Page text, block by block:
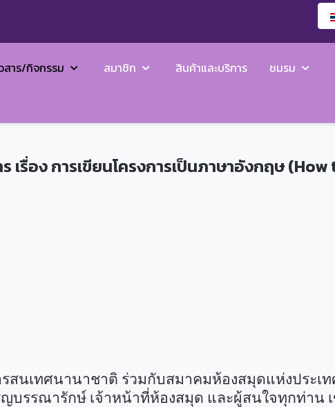
สาร/กิจกรรม สมาชิก สินค้าและบริการ ชมรม
เรื่อง การเขียนโครงการเป็นภาษาอังกฤษ
สนเทศนานาชาติ ร่วมกับสมาคมห้องสมุดแห่งประเ
รรณารักษ์ เจ้าหน้าที่ห้องสมุด และผู้สนใจทุกท่าน เ